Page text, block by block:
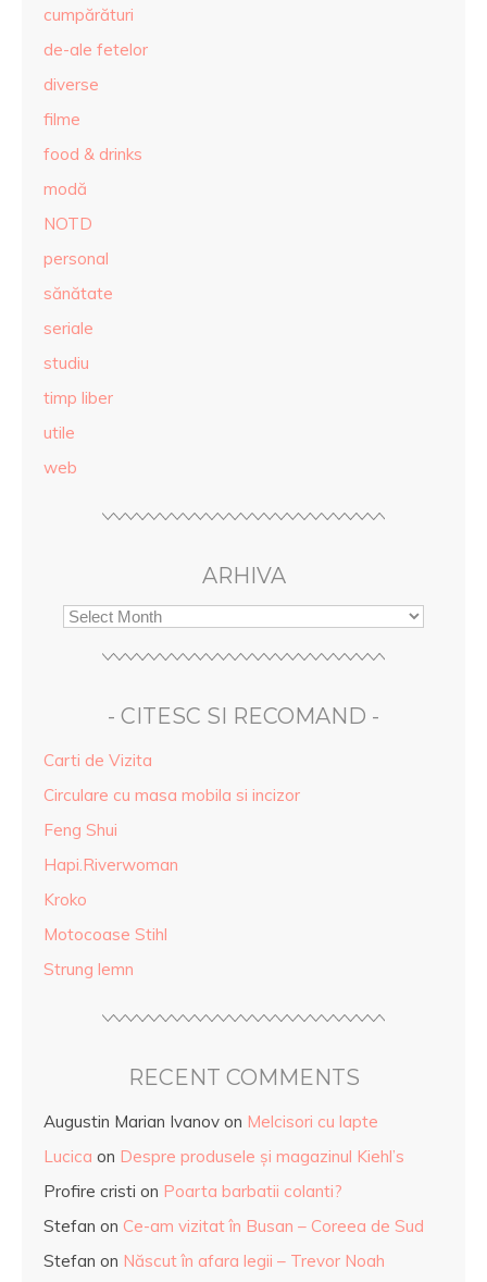
cumpărături
de-ale fetelor
diverse
filme
food & drinks
modă
NOTD
personal
sănătate
seriale
studiu
timp liber
utile
web
ARHIVA
- CITESC SI RECOMAND -
Carti de Vizita
Circulare cu masa mobila si incizor
Feng Shui
Hapi.Riverwoman
Kroko
Motocoase Stihl
Strung lemn
RECENT COMMENTS
Augustin Marian Ivanov on Melcisori cu lapte
Lucica on Despre produsele și magazinul Kiehl’s
Profire cristi on Poarta barbatii colanti?
Stefan on Ce-am vizitat în Busan – Coreea de Sud
Stefan on Născut în afara legii – Trevor Noah